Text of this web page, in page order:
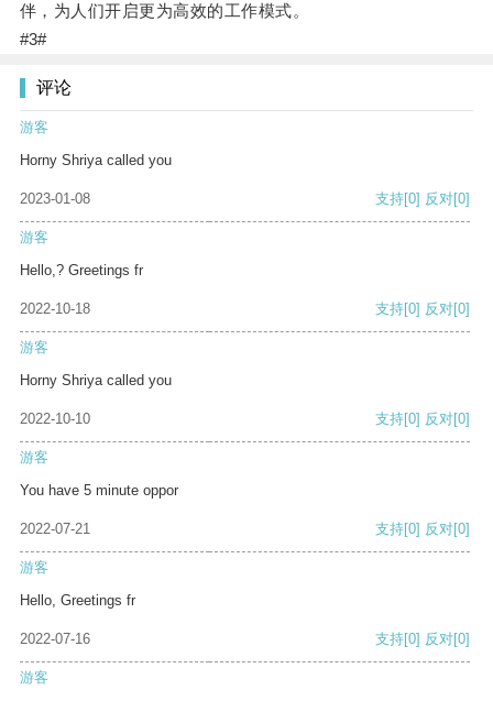
伴，为人们开启更为高效的工作模式。
#3#
评论
游客
Horny Shriya called you
2023-01-08 支持[0] 反对[0]
游客
Hello,? Greetings fr
2022-10-18 支持[0] 反对[0]
游客
Horny Shriya called you
2022-10-10 支持[0] 反对[0]
游客
You have 5 minute oppor
2022-07-21 支持[0] 反对[0]
游客
Hello, Greetings fr
2022-07-16 支持[0] 反对[0]
游客